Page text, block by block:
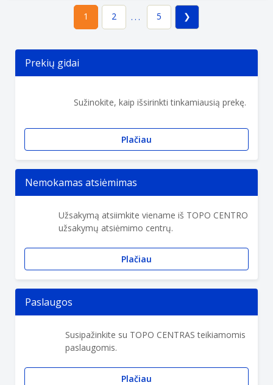
1 2 ... 5
Prekių gidai
Sužinokite, kaip išsirinkti tinkamiausią prekę.
Plačiau
Nemokamas atsiėmimas
Užsakymą atsiimkite viename iš TOPO CENTRO
užsakymų atsiėmimo centrų.
Plačiau
Paslaugos
Susipažinkite su TOPO CENTRAS teikiamomis
paslaugomis.
Plačiau